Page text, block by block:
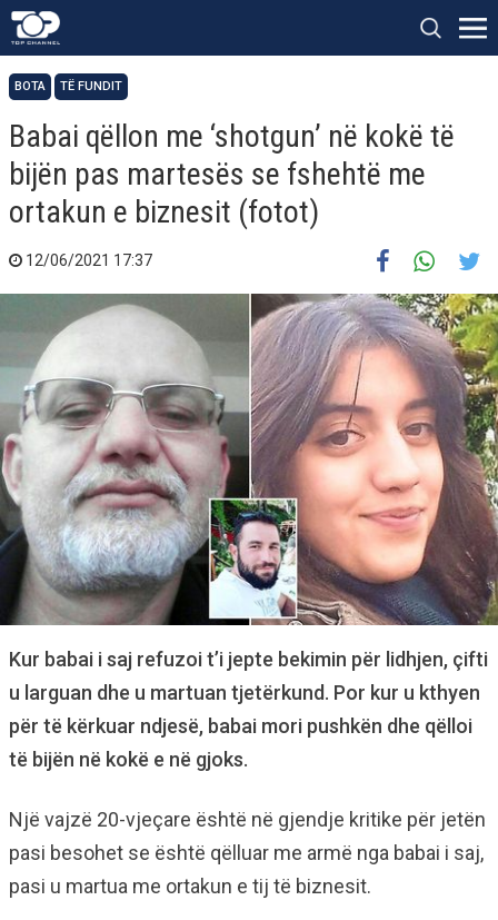
BOTA TË FUNDIT
Babai qëllon me ‘shotgun’ në kokë të
bijën pas martesës se fshehtë me
ortakun e biznesit (fotot)
12/06/2021 17:37
Kur babai i saj refuzoi t’i jepte bekimin për lidhjen, çifti
u larguan dhe u martuan tjetërkund. Por kur u kthyen
për të kërkuar ndjesë, babai mori pushkën dhe qëlloi
të bijën në kokë e në gjoks.
Një vajzë 20-vjeçare është në gjendje kritike për jetën
pasi besohet se është qëlluar me armë nga babai i saj,
pasi u martua me ortakun e tij të biznesit.